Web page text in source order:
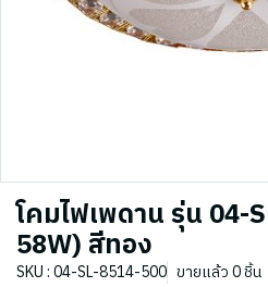
โคมไฟเพดาน รุ่น 04-
58W) สีทอง
SKU : 04-SL-8514-500 ขายแล้ว 0 ชิ้น